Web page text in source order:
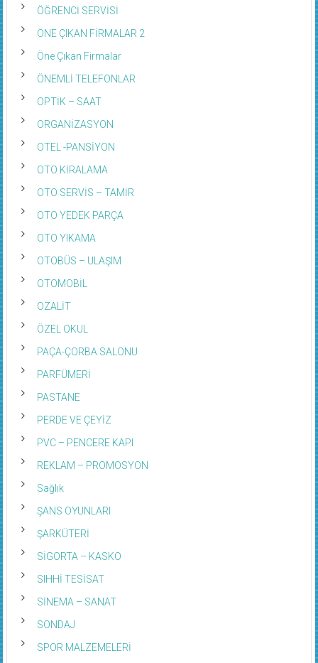
ÖĞRENCİ SERVİSİ
ÖNE ÇIKAN FİRMALAR 2
Öne Çıkan Firmalar
ÖNEMLİ TELEFONLAR
OPTİK – SAAT
ORGANİZASYON
OTEL -PANSİYON
OTO KİRALAMA
OTO SERVİS – TAMİR
OTO YEDEK PARÇA
OTO YIKAMA
OTOBÜS – ULAŞIM
OTOMOBİL
OZALİT
ÖZEL OKUL
PAÇA-ÇORBA SALONU
PARFÜMERİ
PASTANE
PERDE VE ÇEYİZ
PVC – PENCERE KAPI
REKLAM – PROMOSYON
Sağlık
ŞANS OYUNLARI
ŞARKÜTERİ
SİGORTA – KASKO
SIHHİ TESİSAT
SİNEMA – SANAT
SONDAJ
SPOR MALZEMELERİ